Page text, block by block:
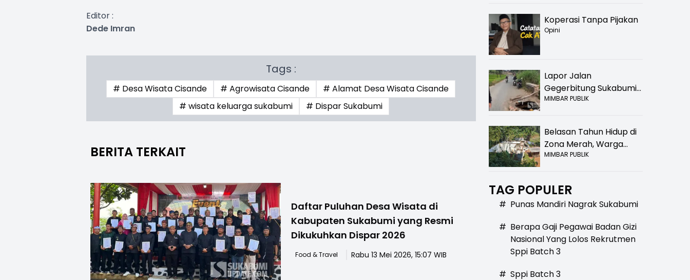
Editor :
Dede Imran
Tags :
# Desa Wisata Cisande # Agrowisata Cisande
# Alamat Desa Wisata Cisande
# wisata keluarga sukabumi
# Dispar Sukabumi
BERITA TERKAIT
Daftar Puluhan Desa Wisata di
Kabupaten Sukabumi yang Resmi
Dikukuhkan Dispar 2026
Food & Travel Rabu 13 Mei 2026, 15:07 WIB
Koperasi Tanpa Pijakan
Opini
Lapor Jalan
Gegerbitung Sukabumi
Bolong! Bahaya Bagi
MIMBAR PUBLIK
Belasan Tahun Hidup di
Zona Merah, Warga
Kampung Nangewer
Relokasi
MIMBAR PUBLIK
TAG POPULER
# Punas Mandiri Nagrak Sukabumi
# Berapa Gaji Pegawai Badan Gizi
Nasional Yang Lolos Rekrutmen
Sppi Batch 3
# Sppi Batch 3